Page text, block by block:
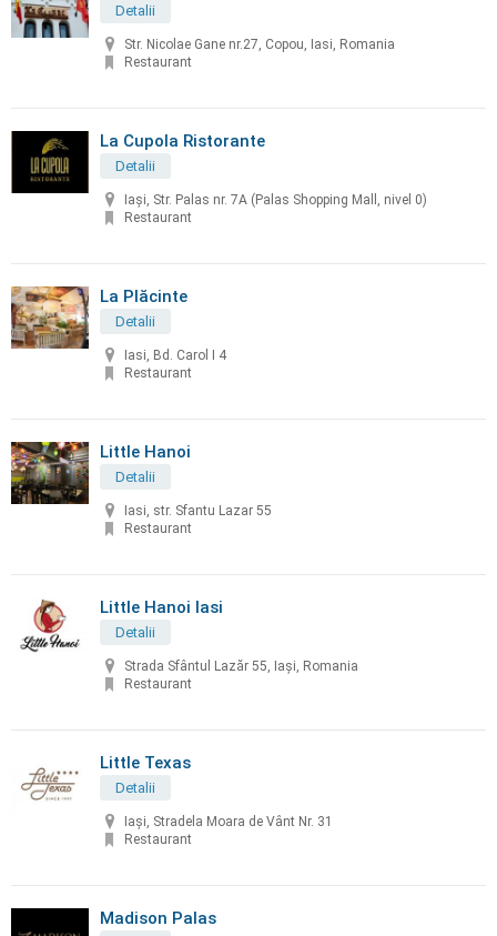
Detalii
Str. Nicolae Gane nr.27, Copou, Iasi, Romania
Restaurant
La Cupola Ristorante
Detalii
Iași, Str. Palas nr. 7A (Palas Shopping Mall, nivel 0)
Restaurant
La Plăcinte
Detalii
Iasi, Bd. Carol I 4
Restaurant
Little Hanoi
Detalii
Iasi, str. Sfantu Lazar 55
Restaurant
Little Hanoi Iasi
Detalii
Strada Sfântul Lazăr 55, Iași, Romania
Restaurant
Little Texas
Detalii
Iași, Stradela Moara de Vânt Nr. 31
Restaurant
Madison Palas